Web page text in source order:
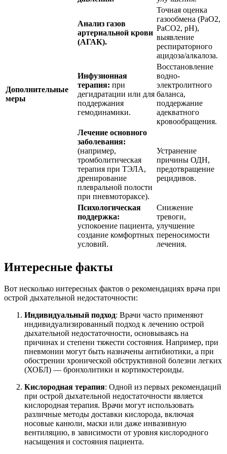
Анализ газов
артериальной крови
(АГАК).
Точная оценка
газообмена (PaO2,
PaCO2, pH),
выявление
респираторного
ацидоза/алкалоза.
Дополнительные
меры
Инфузионная
терапия: при
дегидратации или для
поддержания
гемодинамики.
Восстановление
водно-
электролитного
баланса,
поддержание
адекватного
кровообращения.
Лечение основного
заболевания:
(например,
тромболитическая
терапия при ТЭЛА,
дренирование
плевральной полости
при пневмотораксе).
Устранение
причины ОДН,
предотвращение
рецидивов.
Психологическая
поддержка:
успокоение пациента,
создание комфортных
условий.
Снижение
тревоги,
улучшение
переносимости
лечения.
Интересные факты
Вот несколько интересных фактов о рекомендациях врача при
острой дыхательной недостаточности:
Индивидуальный подход: Врачи часто применяют
индивидуализированный подход к лечению острой
дыхательной недостаточности, основываясь на
причинах и степени тяжести состояния. Например, при
пневмонии могут быть назначены антибиотики, а при
обострении хронической обструктивной болезни легких
(ХОБЛ) — бронхолитики и кортикостероиды.
Кислородная терапия: Одной из первых рекомендаций
при острой дыхательной недостаточности является
кислородная терапия. Врачи могут использовать
различные методы доставки кислорода, включая
носовые канюли, маски или даже инвазивную
вентиляцию, в зависимости от уровня кислородного
насыщения и состояния пациента.